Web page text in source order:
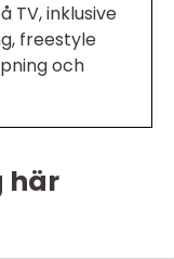
TV, inklusive
freestyle
och
här